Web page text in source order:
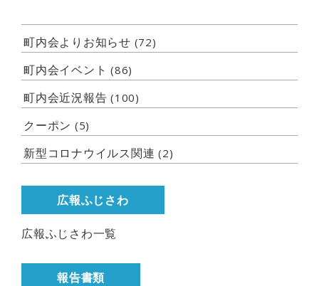
町内会よりお知らせ (72)
町内会イベント (86)
町内会近況報告 (100)
クーポン (5)
新型コロナウイルス関連 (2)
広報ふじさわ
広報ふじさわ一覧
報告書類